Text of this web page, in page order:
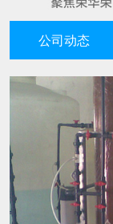
公司动态